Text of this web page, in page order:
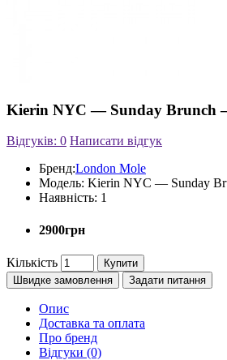
Kierin NYC — Sunday Brunch
Відгуків: 0 Написати відгук
Бренд:London Mole
Модель: Kierin NYC — Sunday
Наявність: 1
2900грн
Кількість
Купити
Швидке замовлення
Задати питання
Опис
Доставка та оплата
Про бренд
Відгуки (0)